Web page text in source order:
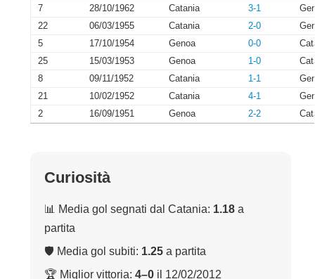
7
28/10/1962 Catania 3-1
22
06/03/1955 Catania 2-0
5
17/10/1954 Genoa 0-0
25
15/03/1953 Genoa 1-0
8
09/11/1952 Catania 1-1
21
10/02/1952 Catania 4-1
2
16/09/1951 Genoa 2-2
Curiosità
📊 Media gol segnati dal Catania: 1.18 a
partita
🛡 Media gol subiti: 1.25 a partita
🏆 Miglior vittoria: 4–0 il 12/02/2012